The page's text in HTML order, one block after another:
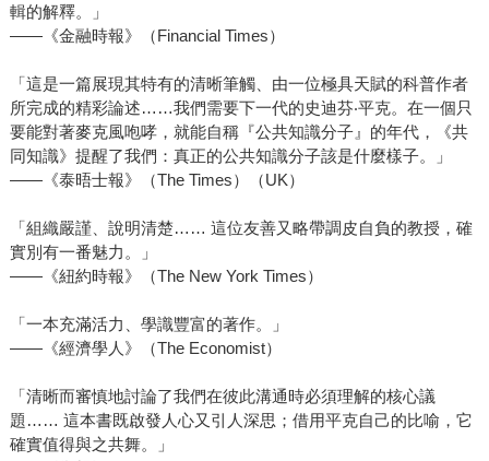
輯的解釋。」
——《金融時報》（Financial Times）
「這是一篇展現其特有的清晰筆觸、由一位極具天賦的科普作者
所完成的精彩論述……我們需要下一代的史迪芬‧平克。在一個只
要能對著麥克風咆哮，就能自稱『公共知識分子』的年代，《共
同知識》提醒了我們：真正的公共知識分子該是什麼樣子。」
——《泰晤士報》（The Times）（UK）
「組織嚴謹、說明清楚…… 這位友善又略帶調皮自負的教授，確
實別有一番魅力。」
——《紐約時報》（The New York Times）
「一本充滿活力、學識豐富的著作。」
——《經濟學人》（The Economist）
「清晰而審慎地討論了我們在彼此溝通時必須理解的核心議
題…… 這本書既啟發人心又引人深思；借用平克自己的比喻，它
確實值得與之共舞。」